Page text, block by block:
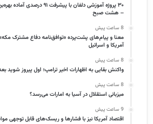
۳۰ پروژه آموزشی دلفان با پیشرفت ۹۱
– هشت صبح
8 ساعت پیش
معنا و پیام‌های پشت‌پرده «توافق‌نامه دفاع مشترک مکه»
آمریکا و اسرائیل
8 ساعت پیش
واکنش بقایی به اظهارات اخیر ترامپ؛ اول پیروز شوید
8 ساعت پیش
میزبانی استقلال در آسیا به امارات می‌رسد؟
9 ساعت پیش
اقتصاد آمریکا نیز با فشارها و ریسک‌های قابل توجهی